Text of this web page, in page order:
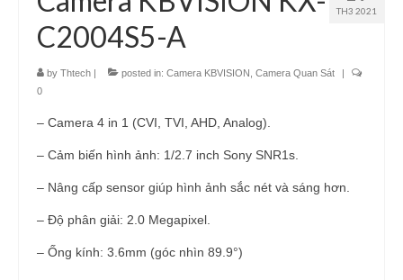
TH3 2021
C2004S5-A
by Thtech | posted in: Camera KBVISION Camera Quan Sát
|
0
– Camera 4 in 1 (CVI, TVI, AHD, Analog).
– Cảm biến hình ảnh: 1/2.7 inch Sony SNR1s.
– Nâng cấp sensor giúp hình ảnh sắc nét và sáng hơn.
– Độ phân giải: 2.0 Megapixel.
– Ống kính: 3.6mm (góc nhìn 89.9°)